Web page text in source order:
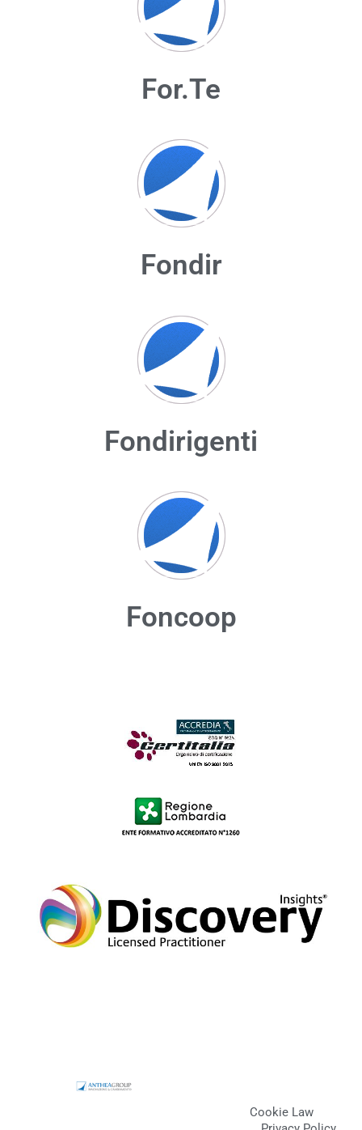
For.Te
Fondir
Fondirigenti
Foncoop
Cookie Law